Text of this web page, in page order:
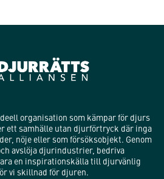
organisation som kämpar för djurs
ett samhälle utan djurförtryck där inga
nöje eller som försöksobjekt. Genom
avslöja djurindustrier, bedriva
en inspirationskälla till djurvänlig
vi skillnad för djuren.